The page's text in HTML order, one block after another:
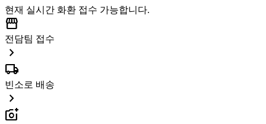
현재 실시간 화환 접수 가능합니다.
storefront
전담팀 접수
chevron_right
local_shipping
빈소로 배송
chevron_right
add_a_photo